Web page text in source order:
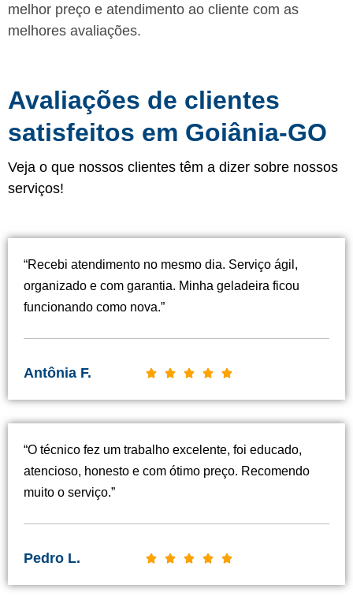
melhor preço e atendimento ao cliente com as
melhores avaliações.
Avaliações de clientes
satisfeitos em Goiânia-GO
Veja o que nossos clientes têm a dizer sobre nossos
serviços!
“Recebi atendimento no mesmo dia. Serviço ágil,
organizado e com garantia. Minha geladeira ficou
funcionando como nova.”
Antônia F.     C
s
i
d
“O técnico fez um trabalho excelente, foi educado,
atencioso, honesto e com ótimo preço. Recomendo
muito o serviço.”
Pedro L.     C